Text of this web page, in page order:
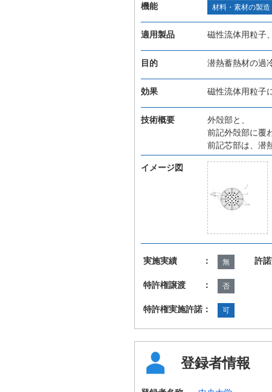
機能 材料・素材の製造
適用製品 磁性流体用粒子
目的 潜熱蓄熱材の過
効果 磁性流体用粒子
技術概要
外殻部と、
前記外殻部に覆
前記芯部は、潜
イメージ図
実施実績 ： 無 許
特許権譲渡 ： 否
特許権実施許諾： 可
登録者情報